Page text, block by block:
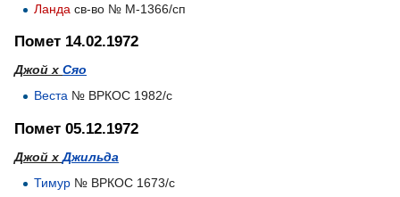
Ланда св-во № М-1366/сп
Помет 14.02.1972
Джой х Сяо
Веста № ВРКОС 1982/с
Помет 05.12.1972
Джой хДжильда
Тимур № ВРКОС 1673/с